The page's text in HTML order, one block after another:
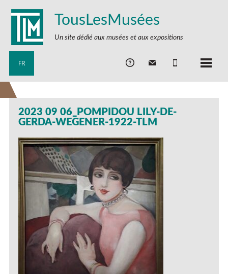
TousLesMusées
Un site dédié aux musées et aux expositions
FR
2023 09 06_POMPIDOU LILY-DE-
GERDA-WEGENER-1922-TLM